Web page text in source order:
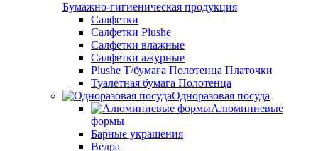
Бумажно-гигиеническая продукция
Салфетки
Салфетки Plushe
Салфетки влажные
Салфетки ажурные
Plushe Т/бумага Полотенца Платочки
Туалетная бумага Полотенца
Одноразовая посуда
Алюминиевые
формы
Барные украшения
Ведра